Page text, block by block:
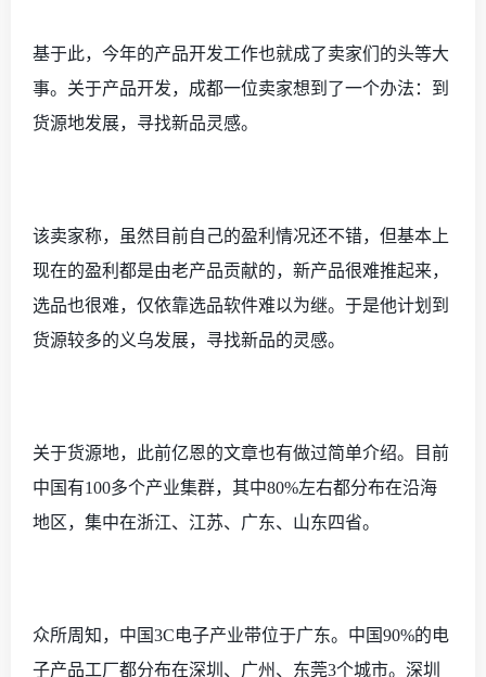
基于此，今年的产品开发工作也就成了卖家们的头等大
事。关于产品开发，成都一位卖家想到了一个办法：到
货源地发展，寻找新品灵感。
该卖家称，虽然目前自己的盈利情况还不错，但基本上
现在的盈利都是由老产品贡献的，新产品很难推起来，
选品也很难，仅依靠选品软件难以为继。于是他计划到
货源较多的义乌发展，寻找新品的灵感。
关于货源地，此前亿恩的文章也有做过简单介绍。目前
中国有100多个产业集群，其中80%左右都分布在沿海
地区，集中在浙江、江苏、广东、山东四省。
众所周知，中国3C电子产业带位于广东。中国90%的电
子产品工厂都分布在深圳、广州、东莞3个城市。深圳